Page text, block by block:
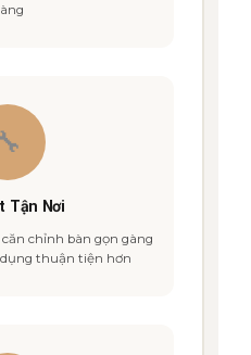
Tận Nơi
chỉnh bàn gọn gàng
thuận tiện hơn